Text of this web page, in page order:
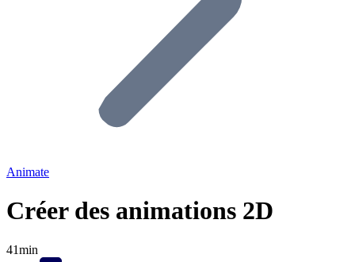
Animate
Créer des animations 2D
41min